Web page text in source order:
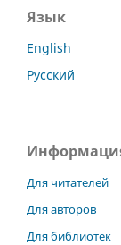
Язык
English
Русский
Для читателей
Для авторов
Для библиотек